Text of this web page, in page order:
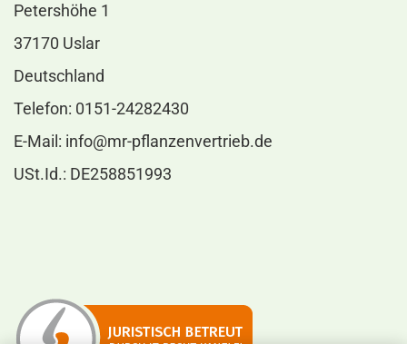
Petershöhe 1
37170 Uslar
Deutschland
Telefon: 0151-24282430
E-Mail: info@mr-pflanzenvertrieb.de
USt.Id.: DE258851993